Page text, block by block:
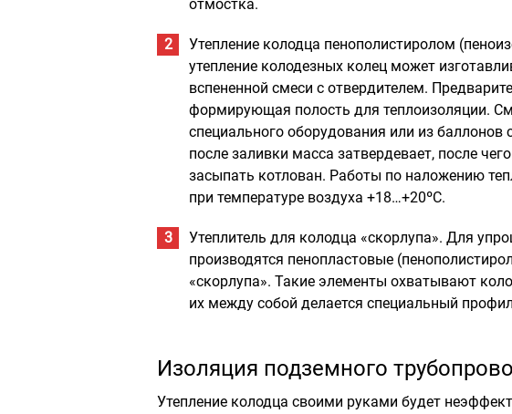
отмостка.
Утепление колодца пенополистиролом
утепление колодезных колец может
вспененной смеси с отвердителем.
формирующая полость для теплоизоляции.
специального оборудования или из баллонов
после заливки масса затвердевает, после
засыпать котлован. Работы по наложению
при температуре воздуха +18…+20ºС.
Утеплитель для колодца «скорлупа». Для
производятся пенопластовые
«скорлупа». Такие элементы охватывают
их между собой делается специальный
Изоляция подземного
Утепление колодца своими руками будет